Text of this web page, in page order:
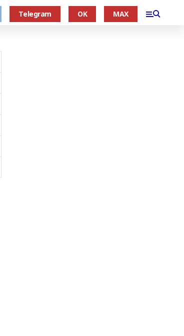
Telegram OK MAX